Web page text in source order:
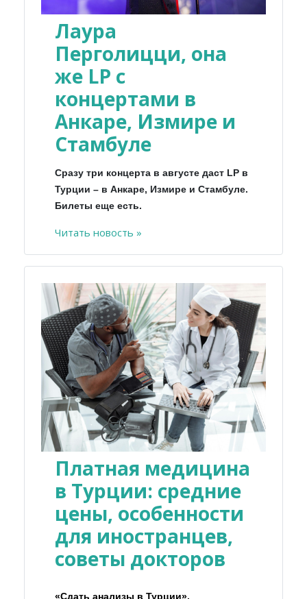
Лаура
Перголицци, она
же LP с
концертами в
Анкаре, Измире и
Стамбуле
Сразу три концерта в августе даст LP в
Турции – в Анкаре, Измире и Стамбуле.
Билеты еще есть.
Читать новость »
Платная медицина
в Турции: средние
цены, особенности
для иностранцев,
советы докторов
«Сдать анализы в Турции»,